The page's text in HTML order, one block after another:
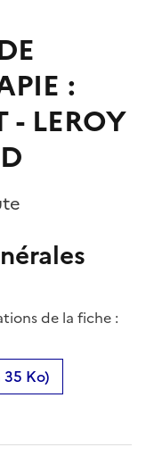
:
- LEROY
de la fiche :
35 Ko)